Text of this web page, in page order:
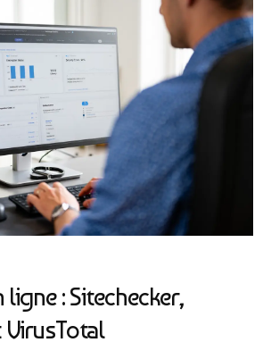
ligne : Sitechecker,
VirusTotal